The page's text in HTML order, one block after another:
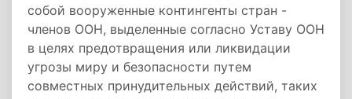
собой вооруженные контингенты стран -
членов ООН, выделенные согласно Уставу ООН
в целях предотвращения или ликвидации
угрозы миру и безопасности путем
совместных принудительных действий, таких